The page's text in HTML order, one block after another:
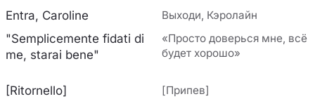
Entra, Caroline Выходи, Кэролайн
"Semplicemente fidati di
me, starai bene"
«Просто доверься мне, всё
будет хорошо»
[Ritornello] [Припев]